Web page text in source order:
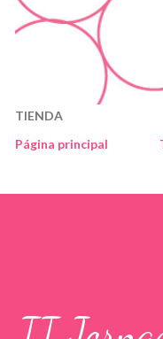
TIENDA
Página principal